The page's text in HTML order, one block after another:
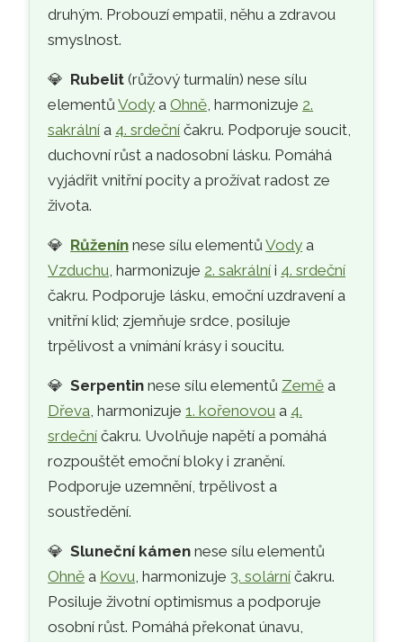
druhým. Probouzí empatii, něhu a zdravou
smyslnost.
💎 Rubelit (růžový turmalín) nese sílu
elementůVody aOhně, harmonizuje 2.
sakrální a 4. srdeční čakru. Podporuje soucit,
duchovní růst a nadosobní lásku. Pomáhá
vyjádřit vnitřní pocity a prožívat radost ze
života.
💎 Růženín nese sílu elementůVody a
Vzduchu, harmonizuje 2. sakrální i 4. srdeční
čakru. Podporuje lásku, emoční uzdravení a
vnitřní klid; zjemňuje srdce, posiluje
trpělivost a vnímání krásy i soucitu.
💎Serpentin nese sílu elementů Země a
Dřeva, harmonizuje1. kořenovou a 4.
srdeční čakru. Uvolňuje napětí a pomáhá
rozpouštět emoční bloky i zranění.
Podporuje uzemnění, trpělivost a
soustředění.
💎Sluneční kámen nese sílu elementů
Ohně a Kovu, harmonizuje 3. solární čakru.
Posiluje životní optimismus a podporuje
osobní růst. Pomáhá překonat únavu,